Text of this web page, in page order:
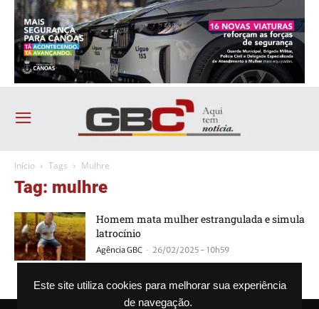
Este site utiliza cookies para melhorar sua experiência
de navegação.
Início Tags Mulhre
Tag: mulhre
Homem mata mulher estrangulada e simula
latrocínio
Agência GBC - 26/02/2025 - 10h59